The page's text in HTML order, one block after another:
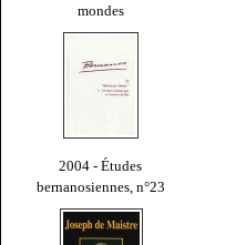
mondes
2004 - Études
bernanosiennes, n°23